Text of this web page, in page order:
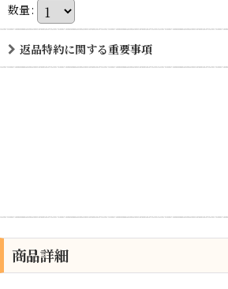
数量:
返品特約に関する重要事項
商品詳細